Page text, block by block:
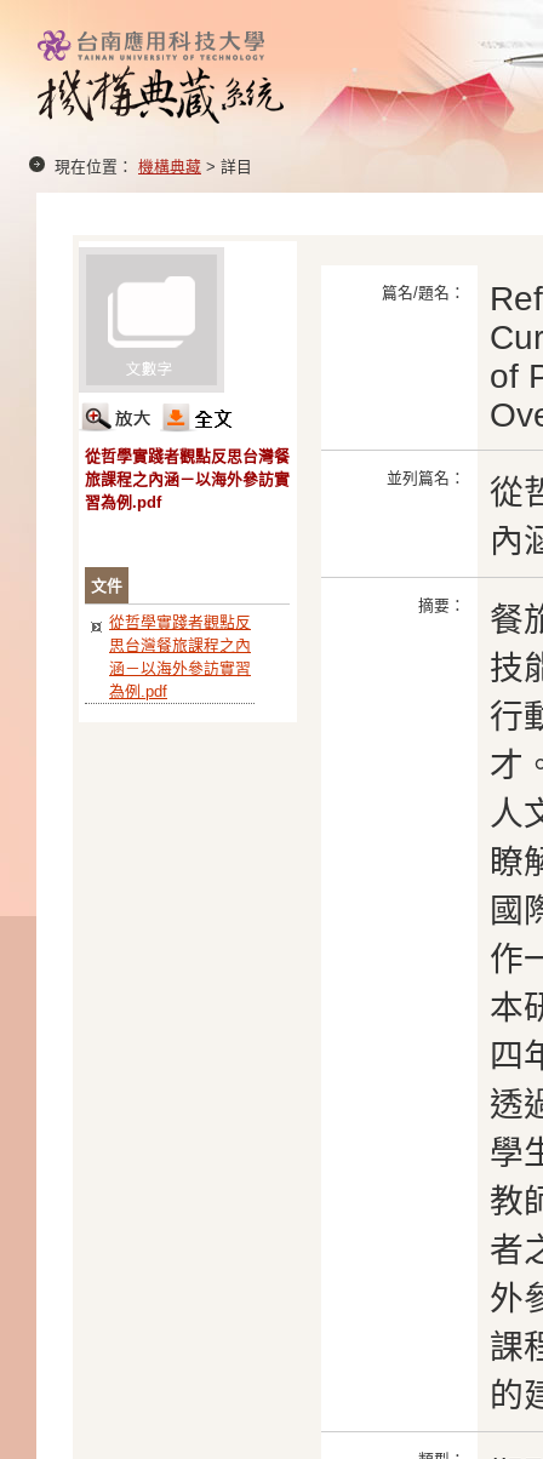
現在位置： 機構典藏 > 詳目
從哲學實踐者觀點反思台灣餐
旅課程之內涵－以海外參訪實
習為例.pdf
文件
從哲學實踐者觀點反
思台灣餐旅課程之內
涵－以海外參訪實習
為例.pdf
篇名/題名：
of
並列篇名：
從
內
摘要：
餐
技
行
才
人
瞭
國
作
本
四
透
學
教
者
外
課
的